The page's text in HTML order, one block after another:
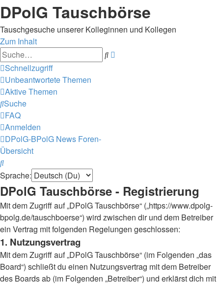
DPolG Tauschbörse
Tauschgesuche unserer Kolleginnen und Kollegen
Zum Inhalt
Suche
Schnellzugriff
Unbeantwortete Themen
Aktive Themen
Suche
FAQ
Anmelden
DPolG-BPolG News Foren-
Übersicht
Suche
Sprache:
DPolG Tauschbörse - Registrierung
Mit dem Zugriff auf „DPolG Tauschbörse“ („https://www.dpolg-
bpolg.de/tauschboerse“) wird zwischen dir und dem Betreiber
ein Vertrag mit folgenden Regelungen geschlossen:
1. Nutzungsvertrag
Mit dem Zugriff auf „DPolG Tauschbörse“ (im Folgenden „das
Board“) schließt du einen Nutzungsvertrag mit dem Betreiber
des Boards ab (im Folgenden „Betreiber“) und erklärst dich mit